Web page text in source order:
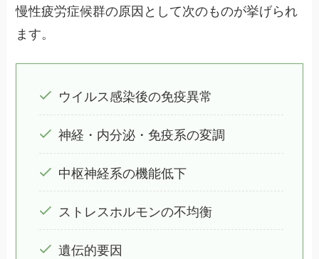
慢性疲労症候群の原因として次のものが挙げられ
ます。
ウイルス感染後の免疫異常
神経・内分泌・免疫系の変調
中枢神経系の機能低下
ストレスホルモンの不均衡
遺伝的要因